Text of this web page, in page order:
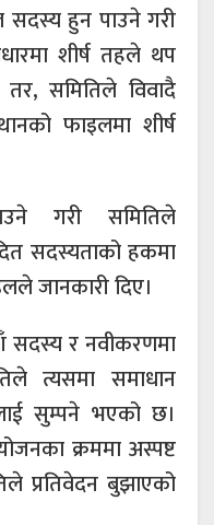
सदस्य हुन पाउने गरी
शीर्ष तहले थप
तर, समितिले विवादै
फाइलमा शीर्ष
गरी समितिले
सदस्यताको हकमा
जानकारी दिए।
सदस्य र नवीकरणमा
त्यसमा समाधान
सुम्पने भएको छ।
क्रममा अस्पष्ट
प्रतिवेदन बुझाएको